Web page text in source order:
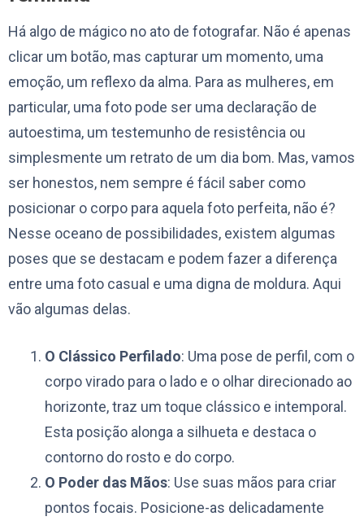
Há algo de mágico no ato de fotografar. Não é apenas
clicar um botão, mas capturar um momento, uma
emoção, um reflexo da alma. Para as mulheres, em
particular, uma foto pode ser uma declaração de
autoestima, um testemunho de resistência ou
simplesmente um retrato de um dia bom. Mas, vamos
ser honestos, nem sempre é fácil saber como
posicionar o corpo para aquela foto perfeita, não é?
Nesse oceano de possibilidades, existem algumas
poses que se destacam e podem fazer a diferença
entre uma foto casual e uma digna de moldura. Aqui
vão algumas delas.
O Clássico Perfilado: Uma pose de perfil, com o
corpo virado para o lado e o olhar direcionado ao
horizonte, traz um toque clássico e intemporal.
Esta posição alonga a silhueta e destaca o
contorno do rosto e do corpo.
O Poder das Mãos: Use suas mãos para criar
pontos focais. Posicione-as delicadamente